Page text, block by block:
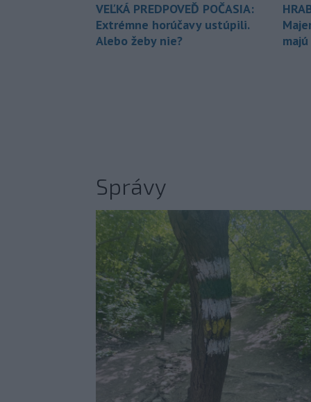
VEĽKÁ PREDPOVEĎ POČASIA:
Extrémne horúčavy ustúpili.
Alebo žeby nie?
Správy